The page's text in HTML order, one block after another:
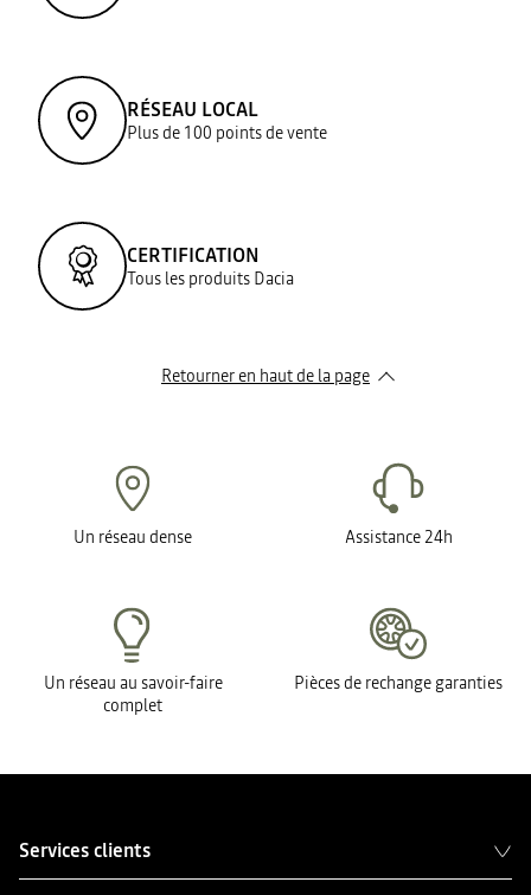
RÉSEAU LOCAL
Plus de 100 points de vente
CERTIFICATION
Tous les produits Dacia
Retourner en haut de la page
Un réseau dense Assistance 24h
Un réseau au savoir-faire
complet
Pièces de rechange garanties
Services clients